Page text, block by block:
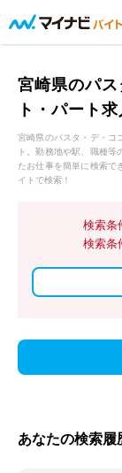
宮崎県のパ
ト・パート
宮崎県のパスタ・デ・コ
ト。勤務地や駅、職種
たお仕事を簡単に検索で
イトで検索！
検索条
検索条
あなたの検索履